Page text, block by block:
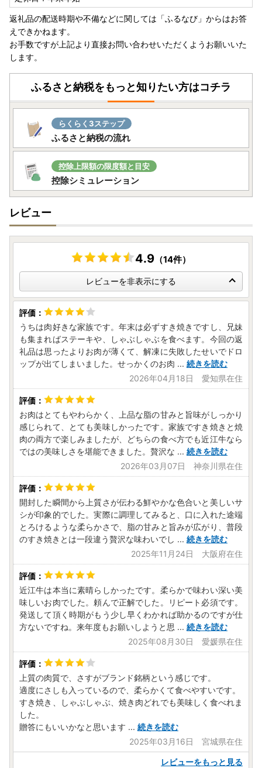
返礼品の配送時期や不備などに関しては「ふるなび」からはお答
えできかねます。
お手数ですが上記より直接お問い合わせいただくようお願いいた
します。
ふるさと納税をもっと知りたい方はコチラ
らくらく3ステップ
ふるさと納税の流れ
控除上限額の限度額と目安
控除シミュレーション
レビュー
4.9 （14件）
レビューを非表示にする
うちは肉好きな家族です。年末は必ずすき焼きですし、兄妹
も集まればステーキや、しゃぶしゃぶを食べます。今回の返
礼品は思ったよりお肉が薄くて、解凍に失敗したせいでドロ
ップが出てしまいました。せっかくのお肉 ... 続きを読む
2026年04月18日 愛知県在住
お肉はとてもやわらかく、上品な脂の甘みと旨味がしっかり
感じられて、とても美味しかったです。家族ですき焼きと焼
肉の両方で楽しみましたが、どちらの食べ方でも近江牛なら
ではの美味しさを堪能できました。贅沢な ... 続きを読む
2026年03月07日 神奈川県在住
開封した瞬間から上質さが伝わる鮮やかな色合いと美しいサ
シが印象的でした。実際に調理してみると、口に入れた途端
とろけるような柔らかさで、脂の甘みと旨みが広がり、普段
のすき焼きとは一段違う贅沢な味わいでし ... 続きを読む
2025年11月24日 大阪府在住
近江牛は本当に素晴らしかったです。柔らかで味わい深い美
味しいお肉でした。頼んで正解でした。リピート必須です。
発送して頂く時期がもう少し早くわかれば助かるのですが仕
方ないですね。来年度もお願いしようと思 ... 続きを読む
2025年08月30日 愛媛県在住
上質の肉質で、さすがブランド銘柄という感じです。
適度にさしも入っているので、柔らかくて食べやすいです。
すき焼き、しゃぶしゃぶ、焼き肉どれでも美味しく食べれま
した。
贈答にもいいかなと思います ... 続きを読む
2025年03月16日 宮城県在住
レビューをもっと見る